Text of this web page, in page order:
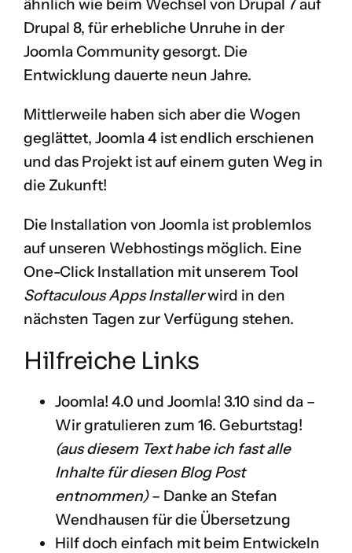
ähnlich wie beim Wechsel von Drupal 7 auf
Drupal 8, für erhebliche Unruhe in der
Joomla Community gesorgt. Die
Entwicklung dauerte neun Jahre.
Mittlerweile haben sich aber die Wogen
geglättet, Joomla 4 ist endlich erschienen
und das Projekt ist auf einem guten Weg in
die Zukunft!
Die Installation von Joomla ist problemlos
auf unseren Webhostings möglich. Eine
One-Click Installation mit unserem Tool
Softaculous Apps Installerwird in den
nächsten Tagen zur Verfügung stehen.
Hilfreiche Links
Joomla! 4.0 und Joomla! 3.10 sind da –
Wir gratulieren zum 16. Geburtstag!
(aus diesem Text habe ich fast alle
Inhalte für diesen Blog Post
entnommen)– Danke an Stefan
Wendhausen für die Übersetzung
Hilf doch einfach mit beim Entwickeln